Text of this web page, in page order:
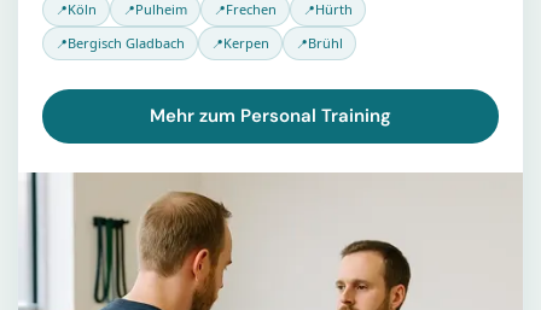
Köln Pulheim Frechen
Hürth
Bergisch Gladbach
Kerpen Brühl
Mehr zum Personal Training